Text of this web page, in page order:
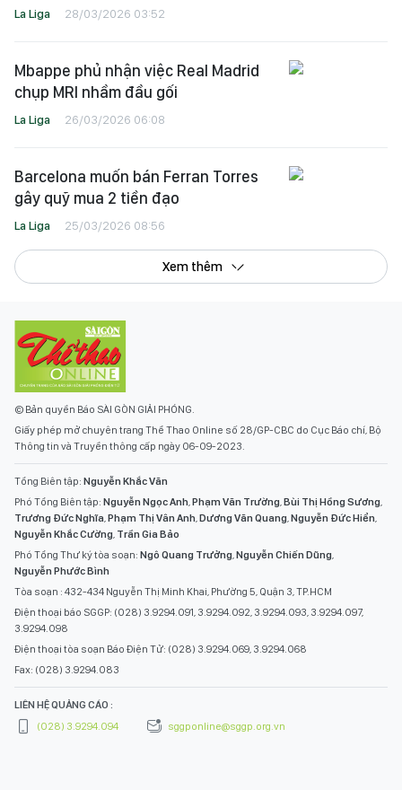
La Liga 28/03/2026 03:52
Mbappe phủ nhận việc Real Madrid
chụp MRI nhầm đầu gối
La Liga 26/03/2026 06:08
Barcelona muốn bán Ferran Torres
gây quỹ mua 2 tiền đạo
La Liga 25/03/2026 08:56
Xem thêm
© Bản quyền Báo SÀI GÒN GIẢI PHÓNG.
Giấy phép mở chuyên trang Thể Thao Online số 28/GP-CBC do Cục Báo chí, Bộ
Thông tin và Truyền thông cấp ngày 06-09-2023.
Tổng Biên tập: Nguyễn Khắc Văn
Phó Tổng Biên tập: Nguyễn Ngọc Anh,Phạm Văn Trường,Bùi Thị Hồng Sương,
Trương Đức Nghĩa,Phạm Thị Vân Anh,Dương Văn Quang,Nguyễn Đức Hiển,
Nguyễn Khắc Cường, Trần Gia Bảo
Phó Tổng Thư ký tòa soạn: Ngô Quang Trưởng,Nguyễn Chiến Dũng,
Nguyễn Phước Bình
Tòa soạn : 432-434 Nguyễn Thị Minh Khai, Phường 5, Quận 3, TP.HCM
Điện thoại báo SGGP: (028) 3.9294.091, 3.9294.092, 3.9294.093, 3.9294.097,
3.9294.098
Điện thoại tòa soạn Báo Điện Tử: (028) 3.9294.069, 3.9294.068
Fax: (028) 3.9294.083
LIÊN HỆ QUẢNG CÁO :
(028) 3.9294.094
sggponline@sggp.org.vn